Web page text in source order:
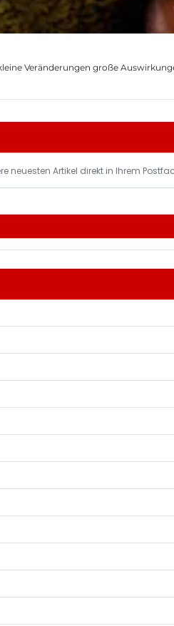
Veränderungen große
neuesten Artikel direkt in Ihrem